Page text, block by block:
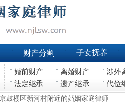
财产分割 子女抚养
婚前财产 离婚财产
涉外
法定继承 遗产继承 代位
鼓楼区新河村附近的婚姻家庭律师